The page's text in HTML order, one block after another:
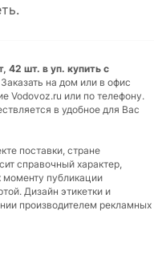
42 шт. в уп. купить с
Заказать на дом или в офис
Vodovoz.ru или по телефону.
в удобное для Вас
поставки, стране
справочный характер,
моменту публикации
Дизайн этикетки и
производителем рекламных